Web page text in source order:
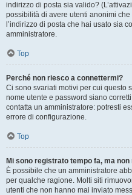
indirizzo di posta sia valido?
possibilità di avere utenti anonimi
l’indirizzo di posta che hai usato sia
amministratore.
Top
Perché non riesco a connettermi?
Ci sono svariati motivi per cui questo
nome utente e password siano
contatta un amministratore: potresti
errore di configurazione.
Top
Mi sono registrato tempo fa, ma
È possibile che un amministratore
per qualche ragione. Molti siti
utenti che non hanno mai inviato